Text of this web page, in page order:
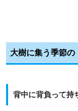
大樹に集う季節の
背中に背負って持